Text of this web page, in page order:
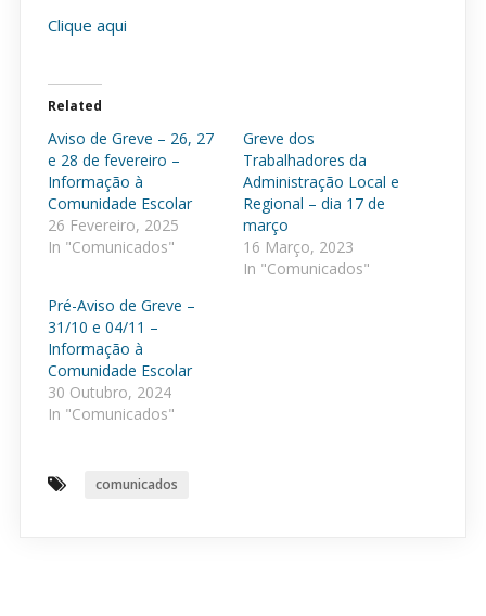
Clique aqui
Related
Aviso de Greve – 26, 27
e 28 de fevereiro –
Informação à
Comunidade Escolar
26 Fevereiro, 2025
In "Comunicados"
Greve dos
Trabalhadores da
Administração Local e
Regional – dia 17 de
março
16 Março, 2023
In "Comunicados"
Pré-Aviso de Greve –
31/10 e 04/11 –
Informação à
Comunidade Escolar
30 Outubro, 2024
In "Comunicados"
comunicados